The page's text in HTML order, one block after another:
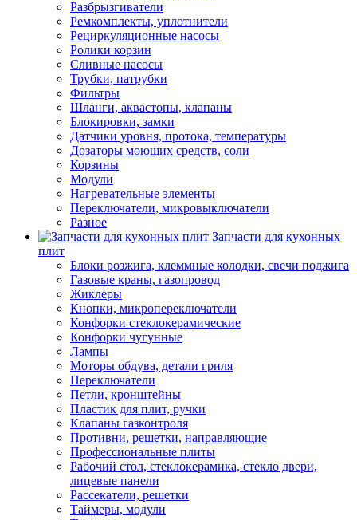
Разбрызгиватели
Ремкомплекты, уплотнители
Рециркуляционные насосы
Ролики корзин
Сливные насосы
Трубки, патрубки
Фильтры
Шланги, аквастопы, клапаны
Блокировки, замки
Датчики уровня, протока, температуры
Дозаторы моющих средств, соли
Корзины
Модули
Нагревательные элементы
Переключатели, микровыключатели
Разное
Запчасти для кухонных
плит
Блоки розжига, клеммные колодки, свечи поджига
Газовые краны, газопровод
Жиклеры
Кнопки, микропереключатели
Конфорки стеклокерамические
Конфорки чугунные
Лампы
Моторы обдува, детали гриля
Переключатели
Петли, кронштейны
Пластик для плит, ручки
Клапаны газконтроля
Противни, решетки, направляющие
Профессиональные плиты
Рабочий стол, стеклокерамика, стекло двери,
лицевые панели
Рассекатели, решетки
Таймеры, модули